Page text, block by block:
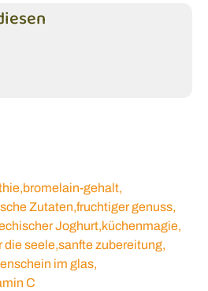
,bromelain-gehalt,
Zutaten,fruchtiger genuss,
Joghurt,küchenmagie,
die seele,sanfte zubereitung,
im glas,
C